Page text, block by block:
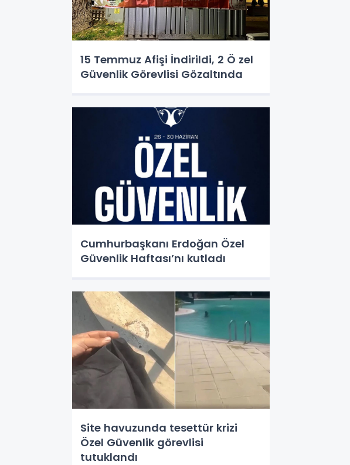
15 Temmuz Afişi İndirildi, 2 Ö zel
Güvenlik Görevlisi Gözaltında
Cumhurbaşkanı Erdoğan Özel
Güvenlik Haftası’nı kutladı
Site havuzunda tesettür krizi
Özel Güvenlik görevlisi
tutuklandı